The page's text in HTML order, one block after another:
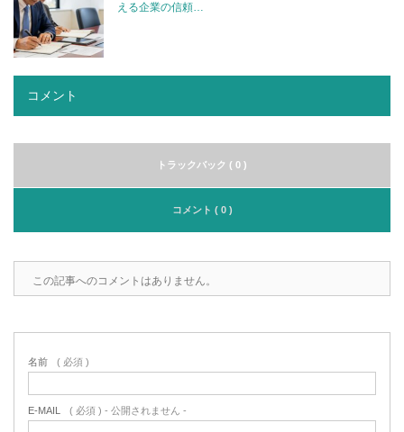
える企業の信頼…
コメント
トラックバック ( 0 )
コメント ( 0 )
この記事へのコメントはありません。
名前 ( 必須 )
E-MAIL ( 必須 ) - 公開されません -